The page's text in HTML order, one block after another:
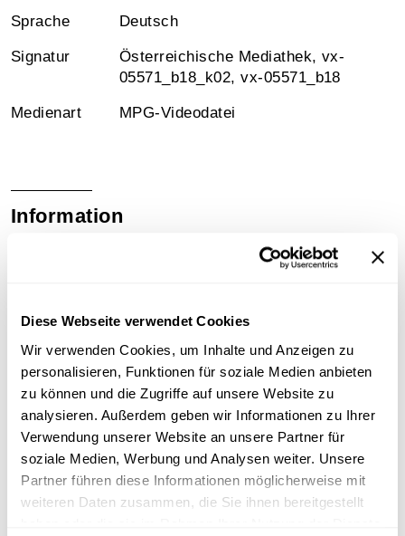
Diese Webseite verwendet Cookies
Wir verwenden Cookies, um Inhalte und Anzeigen zu
personalisieren, Funktionen für soziale Medien anbieten
zu können und die Zugriffe auf unsere Website zu
analysieren. Außerdem geben wir Informationen zu Ihrer
Verwendung unserer Website an unsere Partner für
soziale Medien, Werbung und Analysen weiter. Unsere
Partner führen diese Informationen möglicherweise mit
weiteren Daten zusammen, die Sie ihnen bereitgestellt
Sprache Deutsch
Signatur
Österreichische Mediathek, vx-
05571_b18_k02, vx-05571_b18
Medienart MPG-Videodatei
Information
der Österreichischen Mediathek am 2. Dezember
Sammlungsgeschichte
Sammlung Video-Eigenaufnahmen der
Österreichischen Mediathek